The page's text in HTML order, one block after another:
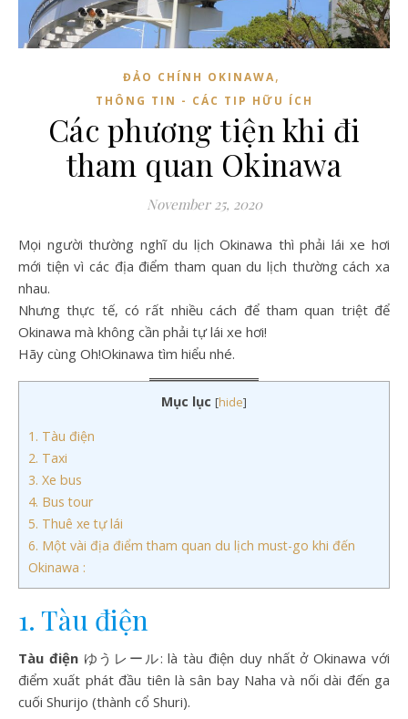
ĐẢO CHÍNH OKINAWA,
THÔNG TIN - CÁC TIP HỮU ÍCH
Các phương tiện khi đi
tham quan Okinawa
November 25, 2020
Mọi người thường nghĩ du lịch Okinawa thì phải lái xe hơi
mới tiện vì các địa điểm tham quan du lịch thường cách xa
nhau.
Nhưng thực tế, có rất nhiều cách để tham quan triệt để
Okinawa mà không cần phải tự lái xe hơi!
Hãy cùng Oh!Okinawa tìm hiểu nhé.
Mục lục [hide]
1. Tàu điện
2. Taxi
3. Xe bus
4. Bus tour
5. Thuê xe tự lái
6. Một vài địa điểm tham quan du lịch must-go khi đến
Okinawa :
1. Tàu điện
Tàu điệnゆうレール: là tàu điện duy nhất ở Okinawa với
điểm xuất phát đầu tiên là sân bay Naha và nối dài đến ga
cuối Shurijo (thành cổ Shuri).